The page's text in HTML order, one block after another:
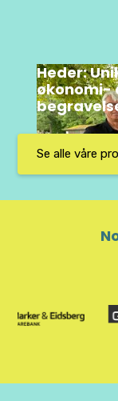
Heder:
økonomi-
Se alle våre